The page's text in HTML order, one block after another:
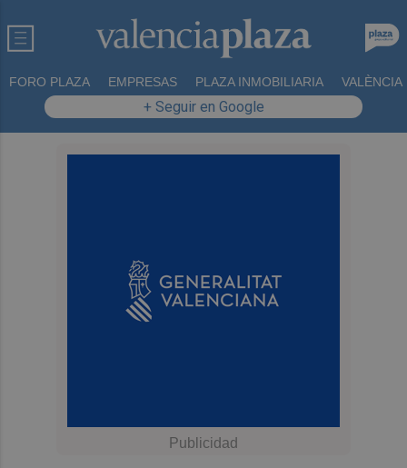
FORO PLAZA EMPRESAS PLAZA INMOBILIARIA VALÈNCIA
+ Seguir en Google